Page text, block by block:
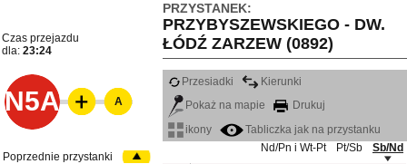
PRZYSTANEK:
PRZYBYSZEWSKIEGO - DW.
ŁÓDŹ ZARZEW (0892)
Czas przejazdu
dla: 23:24
N5A
Przesiadki
Kierunki
Pokaż na mapie
Drukuj
ikony
Tabliczka jak na przystanku
Nd/Pn i Wt-Pt
Pt/Sb
Sb/Nd
A
Poprzednie przystanki